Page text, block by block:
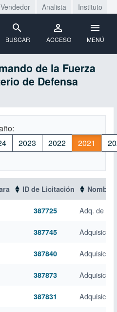
Vendedor Analista Instituto
BUSCAR ACCESO MENÚ
de la Fuerza
de Defensa
2023 2022 2021
ID de Licitación Nombre
387725 Adq. de
387745
387840
387873
387831